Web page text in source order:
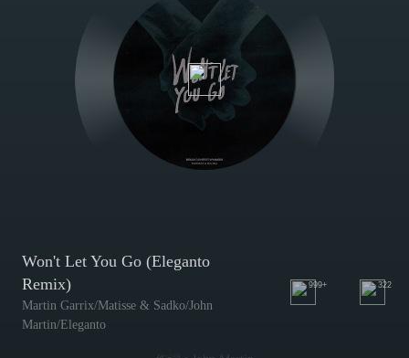
Won't Let You Go (Eleganto
Remix)
Martin Garrix/Matisse & Sadko/John
Martin/Eleganto
999+ 322